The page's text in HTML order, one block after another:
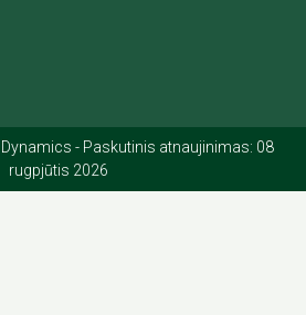
- Paskutinis atnaujinimas: 08
rugpjūtis 2026